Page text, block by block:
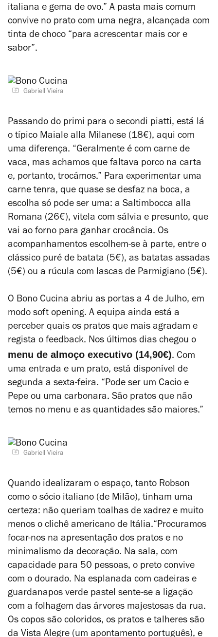
italiana e gema de ovo.” A pasta mais comum
convive no prato com uma negra, alcançada com
tinta de choco “para acrescentar mais cor e
sabor”.
Gabriell Vieira
Passando do primi para o secondi piatti, está lá
o típico Maiale alla Milanese (18€), aqui com
uma diferença. “Geralmente é com carne de
vaca, mas achamos que faltava porco na carta
e, portanto, trocámos.” Para experimentar uma
carne tenra, que quase se desfaz na boca, a
escolha só pode ser uma: a Saltimbocca alla
Romana (26€), vitela com sálvia e presunto, que
vai ao forno para ganhar crocância. Os
acompanhamentos escolhem-se à parte, entre o
clássico puré de batata (5€), as batatas assadas
(5€) ou a rúcula com lascas de Parmigiano (5€).
O Bono Cucina abriu as portas a 4 de Julho, em
modo soft opening. A equipa ainda está a
perceber quais os pratos que mais agradam e
regista o feedback. Nos últimos dias chegou o
menu de almoço executivo (14,90€). Com
uma entrada e um prato, está disponível de
segunda a sexta-feira. “Pode ser um Cacio e
Pepe ou uma carbonara. São pratos que não
temos no menu e as quantidades são maiores.”
Gabriell Vieira
Quando idealizaram o espaço, tanto Robson
como o sócio italiano (de Milão), tinham uma
certeza: não queriam toalhas de xadrez e muito
menos o clichê americano de Itália. “Procuramos
focar-nos na apresentação dos pratos e no
minimalismo da decoração. Na sala, com
capacidade para 50 pessoas, o preto convive
com o dourado. Na esplanada com cadeiras e
guardanapos verde pastel sente-se a ligação
com a folhagem das árvores majestosas da rua.
Os copos são coloridos, os pratos e talheres são
da Vista Alegre (um apontamento português), e